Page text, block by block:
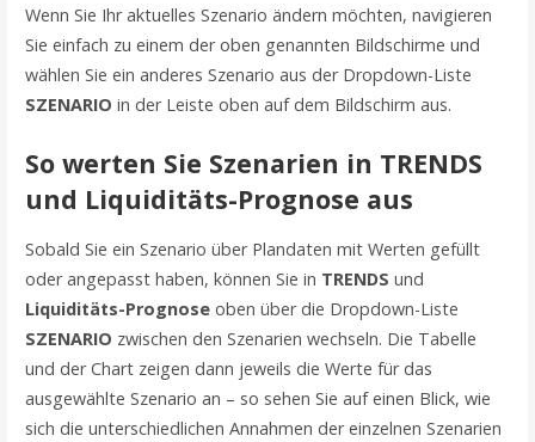
Wenn Sie Ihr aktuelles Szenario ändern möchten, navigieren
Sie einfach zu einem der oben genannten Bildschirme und
wählen Sie ein anderes Szenario aus der Dropdown-Liste
SZENARIO in der Leiste oben auf dem Bildschirm aus.
So werten Sie Szenarien in TRENDS
und Liquiditäts-Prognose aus
Sobald Sie ein Szenario über Plandaten mit Werten gefüllt
oder angepasst haben, können Sie in TRENDS und
Liquiditäts-Prognoseoben über die Dropdown-Liste
SZENARIO zwischen den Szenarien wechseln. Die Tabelle
und der Chart zeigen dann jeweils die Werte für das
ausgewählte Szenario an – so sehen Sie auf einen Blick, wie
sich die unterschiedlichen Annahmen der einzelnen Szenarien